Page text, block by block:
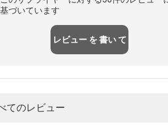
基づいています
レビュー を 書い て
てのレビュー